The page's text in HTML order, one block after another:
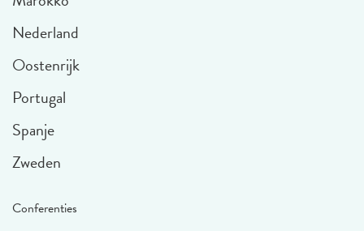
Nederland
Oostenrijk
Portugal
Spanje
Zweden
Conferenties